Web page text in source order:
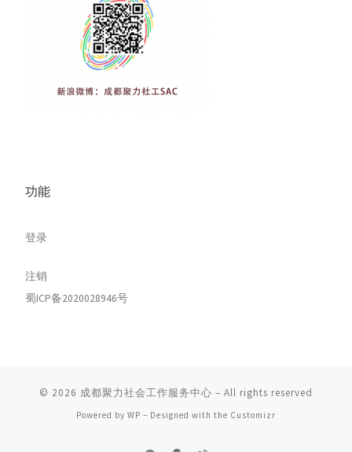
功能
登录
注销
蜀ICP备2020028946号
© 2026 成都聚力社会工作服务中心 – All rights reserved
Powered by WP – Designed with the Customizr